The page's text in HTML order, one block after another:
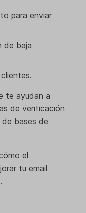
para enviar
de baja
te ayudan a
de verificación
de bases de
el
tu email